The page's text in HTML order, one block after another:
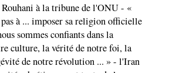
à la tribune de l'ONU - «
à ... imposer sa religion officielle
sommes confiants dans la
culture, la vérité de notre foi, la
de notre révolution ... » - l'Iran